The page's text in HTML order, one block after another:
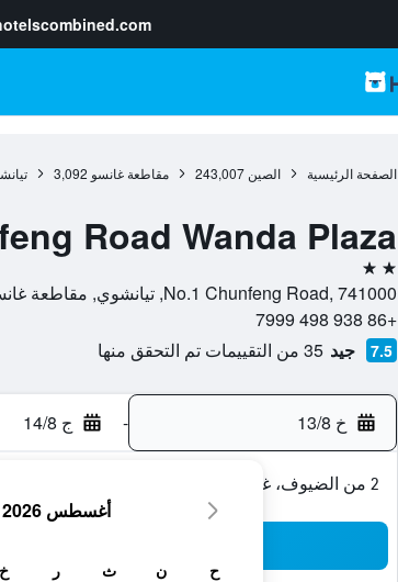
الصفحة الرئيسية الصين 243,007 مقاطعة غانسو 3,092
Road Wanda Plaza
2 نجمتين
No.1 Chunfeng Road, 741000, تيانشوي, مقاطعة غانسو, الصين
+86 938 498 7999
7.5 جيد 35 من التقييمات تم التحقق منها
خ 13/8 - ج 14/8
2 من الضيوف، غرفة واحدة
أغسطس 2026
ح ن ث ر خ